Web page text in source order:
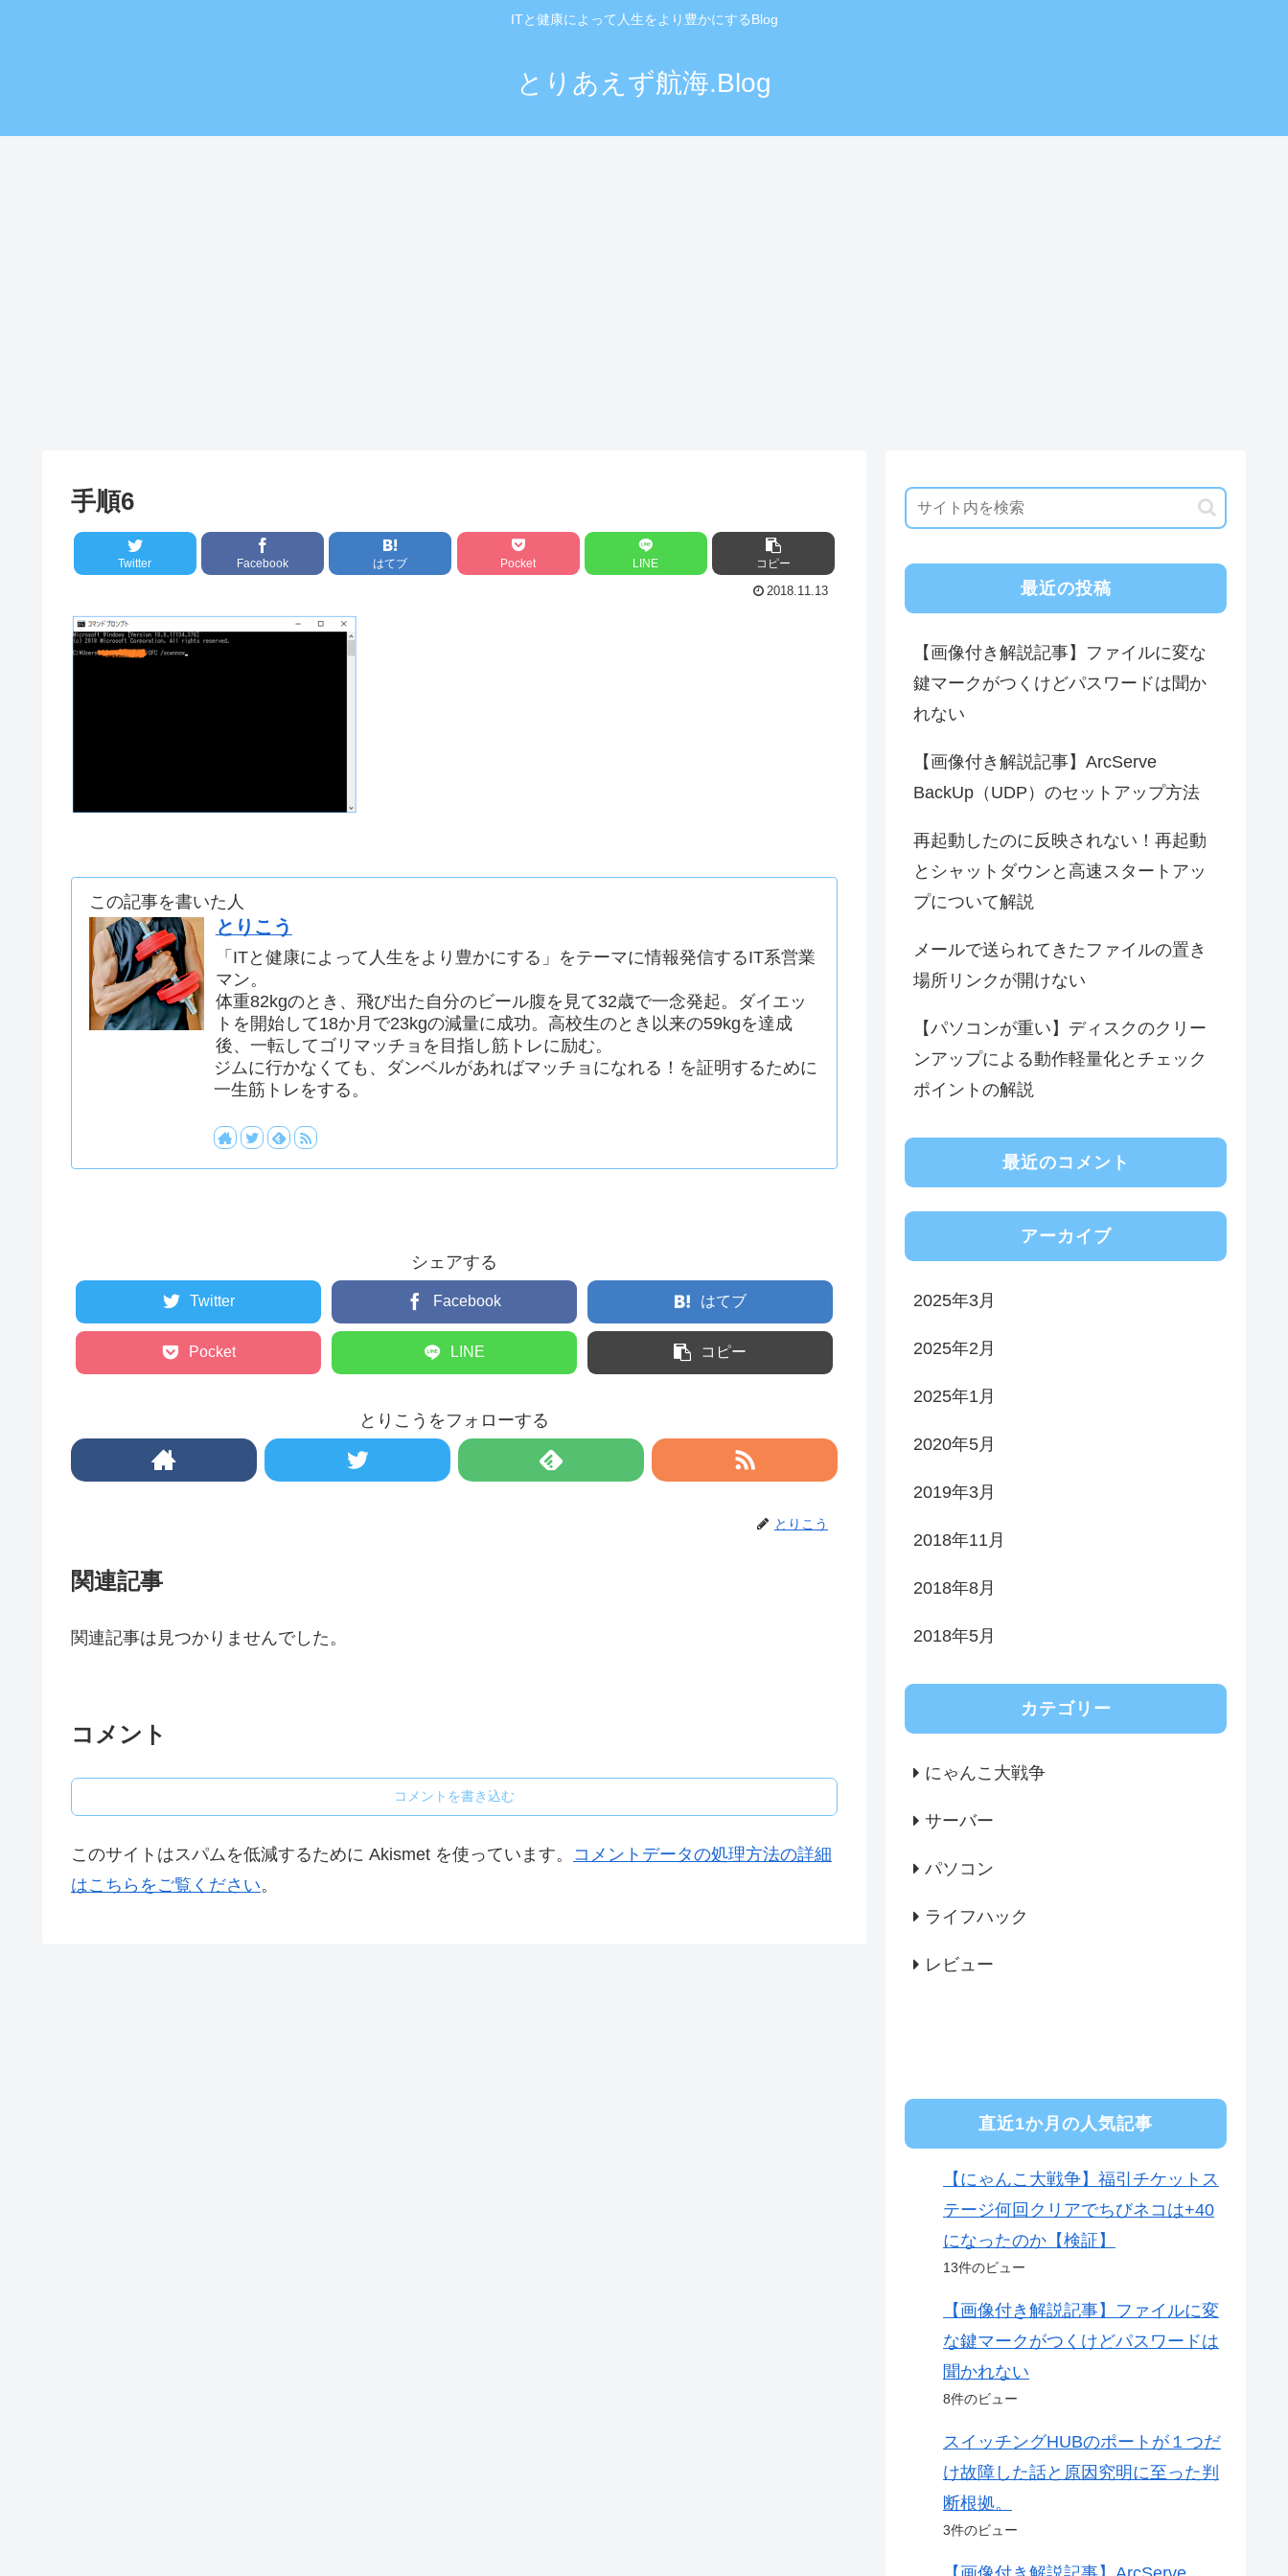
ITと健康によって人生をより豊かにするBlog
とりあえず航海.Blog
手順6
Twitter Facebook はてブ Pocket LINE コピー
2018.11.13
この記事を書いた人
とりこう
「ITと健康によって人生をより豊かにする」をテーマに情報発信するIT系営業
マン。
体重82kgのとき、飛び出た自分のビール腹を見て32歳で一念発起。ダイエッ
トを開始して18か月で23kgの減量に成功。高校生のとき以来の59kgを達成
後、一転してゴリマッチョを目指し筋トレに励む。
ジムに行かなくても、ダンベルがあればマッチョになれる！を証明するために
一生筋トレをする。
シェアする
Twitter Facebook はてブ
Pocket LINE コピー
とりこうをフォローする
とりこう
関連記事
関連記事は見つかりませんでした。
コメント
コメントを書き込む
このサイトはスパムを低減するために Akismet を使っています。 コメントデータの処理方法の詳細
はこちらをご覧ください。
最近の投稿
【画像付き解説記事】ファイルに変な
鍵マークがつくけどパスワードは聞か
れない
【画像付き解説記事】ArcServe
BackUp（UDP）のセットアップ方法
再起動したのに反映されない！再起動
とシャットダウンと高速スタートアッ
プについて解説
メールで送られてきたファイルの置き
場所リンクが開けない
【パソコンが重い】ディスクのクリー
ンアップによる動作軽量化とチェック
ポイントの解説
最近のコメント
アーカイブ
2025年3月
2025年2月
2025年1月
2020年5月
2019年3月
2018年11月
2018年8月
2018年5月
カテゴリー
にゃんこ大戦争
サーバー
パソコン
ライフハック
レビュー
直近1か月の人気記事
【にゃんこ大戦争】福引チケットス
テージ何回クリアでちびネコは+40
になったのか【検証】
13件のビュー
【画像付き解説記事】ファイルに変
な鍵マークがつくけどパスワードは
聞かれない
8件のビュー
スイッチングHUBのポートが１つだ
け故障した話と原因究明に至った判
断根拠。
3件のビュー